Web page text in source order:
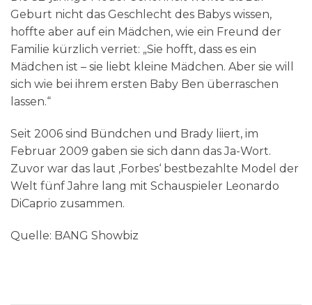
Geburt nicht das Geschlecht des Babys wissen,
hoffte aber auf ein Mädchen, wie ein Freund der
Familie kürzlich verriet: „Sie hofft, dass es ein
Mädchen ist – sie liebt kleine Mädchen. Aber sie will
sich wie bei ihrem ersten Baby Ben überraschen
lassen.“
Seit 2006 sind Bündchen und Brady liiert, im
Februar 2009 gaben sie sich dann das Ja-Wort.
Zuvor war das laut ‚Forbes‘ bestbezahlte Model der
Welt fünf Jahre lang mit Schauspieler Leonardo
DiCaprio zusammen.
Quelle: BANG Showbiz